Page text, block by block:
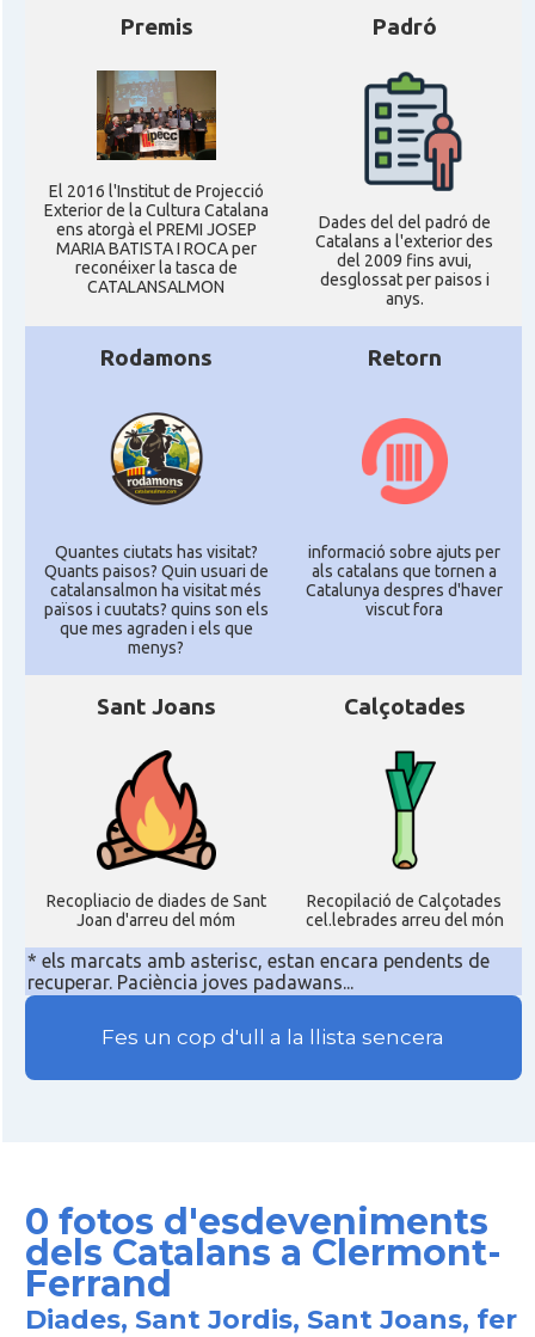
Premis
El 2016 l'Institut de Projecció
Exterior de la Cultura Catalana
ens atorgà el PREMI JOSEP
MARIA BATISTA I ROCA per
reconéixer la tasca de
CATALANSALMON
Padró
Dades del del padró de
Catalans a l'exterior des
del 2009 fins avui,
desglossat per paisos i
anys.
Rodamons
Quantes ciutats has visitat?
Quants paisos? Quin usuari de
catalansalmon ha visitat més
països i cuutats? quins son els
que mes agraden i els que
menys?
Retorn
informació sobre ajuts per
als catalans que tornen a
Catalunya despres d'haver
viscut fora
Sant Joans
Recopliacio de diades de Sant
Joan d'arreu del móm
Calçotades
Recopilació de Calçotades
cel.lebrades arreu del món
* els marcats amb asterisc, estan encara pendents de
recuperar. Paciència joves padawans...
Fes un cop d'ull a la llista sencera
0 fotos d'esdeveniments
dels Catalans a Clermont-
Ferrand
Diades, Sant Jordis, Sant Joans, fer